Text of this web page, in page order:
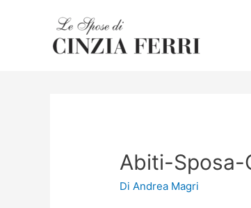
Abiti-Sposa-
DiAndrea Magri